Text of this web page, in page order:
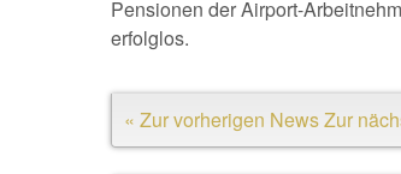
Pensionen der Airport-
erfolglos.
« Zur vorherigen NewsZur